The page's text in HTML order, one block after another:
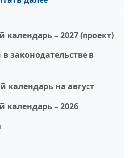
– 2027 (проект)
законодательстве в
календарь на август
календарь – 2026